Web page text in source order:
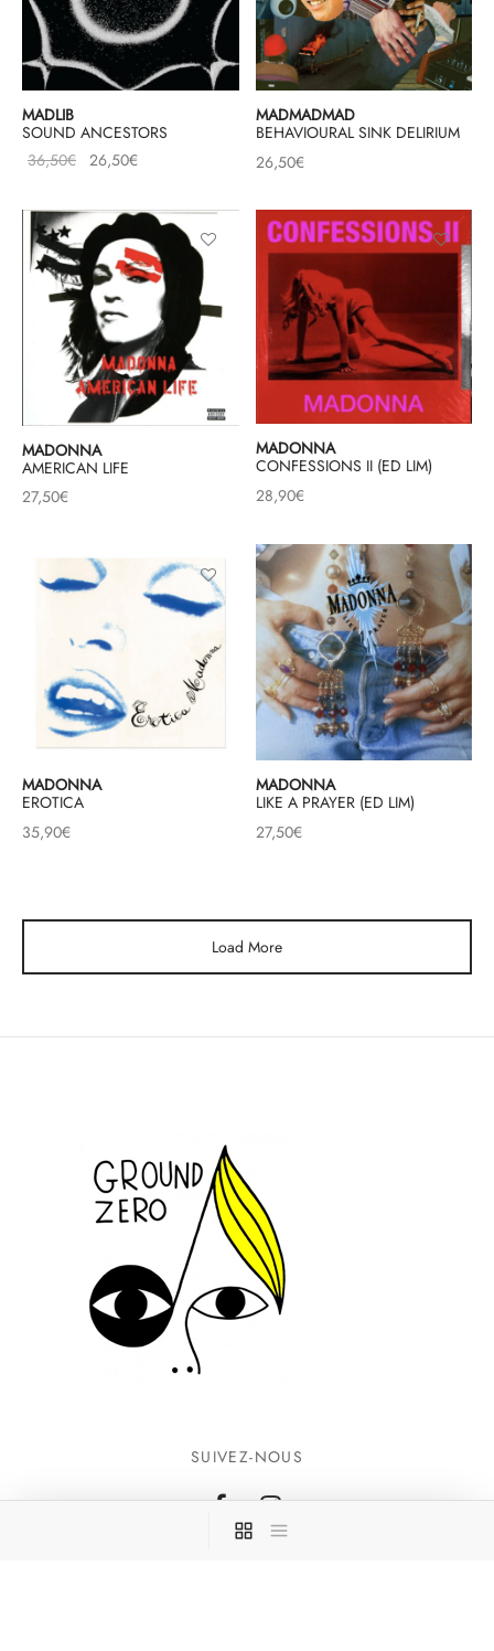
MADLIB
SOUND ANCESTORS
36,50€ Le prix
était :
36,50€.
26,50€
est :
26,50€.
MADMADMAD
BEHAVIOURAL SINK DELIRIUM
26,50€
MADONNA
AMERICAN LIFE
27,50€
MADONNA
CONFESSIONS II (ED LIM)
28,90€
MADONNA
EROTICA
35,90€
MADONNA
LIKE A PRAYER (ED LIM)
27,50€
Load More
SUIVEZ-NOUS